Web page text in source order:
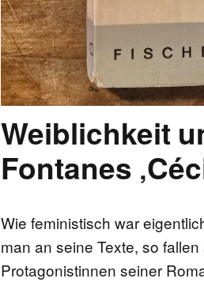
Weiblichkeit
Fontanes
Wie feministisch war
man an seine Texte, so
Protagonistinnen seiner